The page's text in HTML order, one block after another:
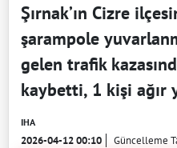
Şırnak’ın Cizre
şarampole
gelen trafik
kaybetti, 1 kişi ağır
IHA
2026-04-12 00:10 Güncelleme